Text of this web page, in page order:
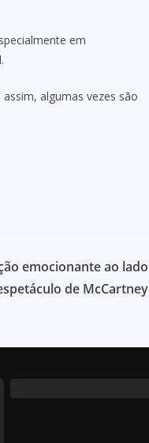
em
algumas vezes são
emocionante ao lado
de McCartney